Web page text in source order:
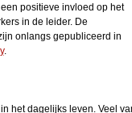
positieve invloed op het
in de leider. De
onlangs gepubliceerd in
.
het dagelijks leven. Veel